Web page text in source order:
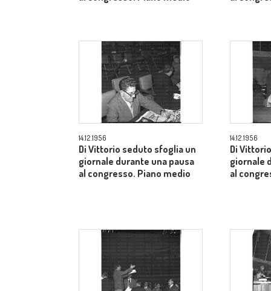
14.12.1956
Di Vittorio seduto sfoglia un
giornale durante una pausa
al congresso. Piano medio
14.12.1956
Di
giornale
al